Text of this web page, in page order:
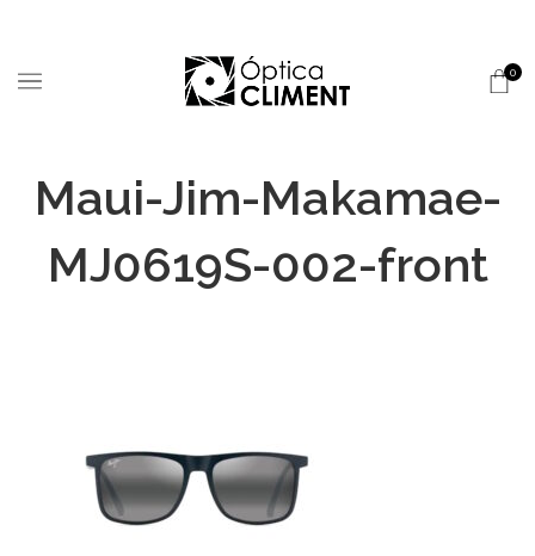
0
Maui-Jim-Makamae-
MJ0619S-002-front